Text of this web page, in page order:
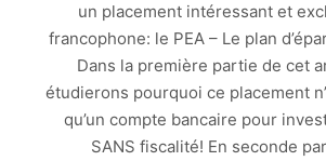
un placement intéressant et
francophone: le PEA – Le plan
Dans la première partie de cet
étudierons pourquoi ce placement
qu’un compte bancaire pour
SANS fiscalité! En seconde